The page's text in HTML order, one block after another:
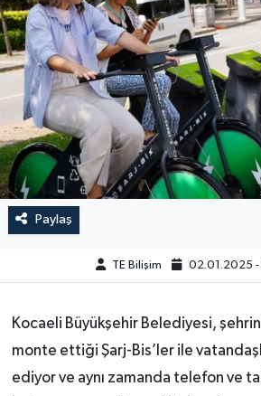
Paylaş
TE Bilişim 02.01.2025
Kocaeli Büyükşehir Belediyesi, şehrin
monte ettiği Şarj-Bis’ler ile
ediyor ve aynı zamanda telefon ve